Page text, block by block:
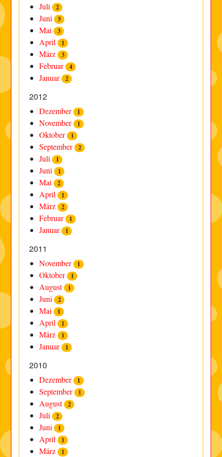
Juli 2
Juni 5
Mai 3
April 1
März 3
Februar 4
Januar 2
2012
Dezember 1
November 1
Oktober 1
September 2
Juli 1
Juni 1
Mai 2
April 1
März 2
Februar 1
Januar 1
2011
November 1
Oktober 1
August 1
Juni 2
Mai 1
April 1
März 1
Januar 1
2010
Dezember 1
September 1
August 2
Juli 2
Juni 1
April 1
März 1